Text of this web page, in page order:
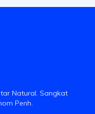
Natural. Sangkat
Penh.